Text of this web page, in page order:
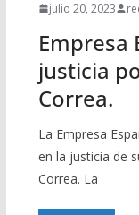
julio 20, 2023
Empresa
justicia
Correa.
La Empresa
en la justicia de
Correa. La